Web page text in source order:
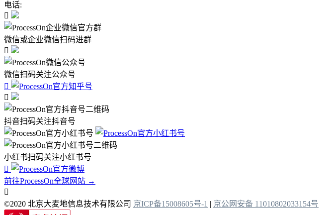
电话:

微信或企业微信扫码进群

微信扫码关注公众号


抖音扫码关注抖音号
小红书扫码关注小红书号

前往ProcessOn全球网站 →

©2020 北京大麦地信息技术有限公司 京ICP备15008605号-1 | 京公网安备 11010802033154号